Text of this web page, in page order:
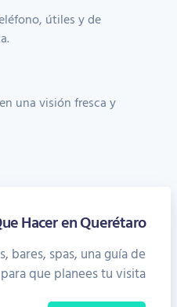
útiles y de
una visión fresca y
Hacer en Querétaro
bares, spas, una guía de
que planees tu visita